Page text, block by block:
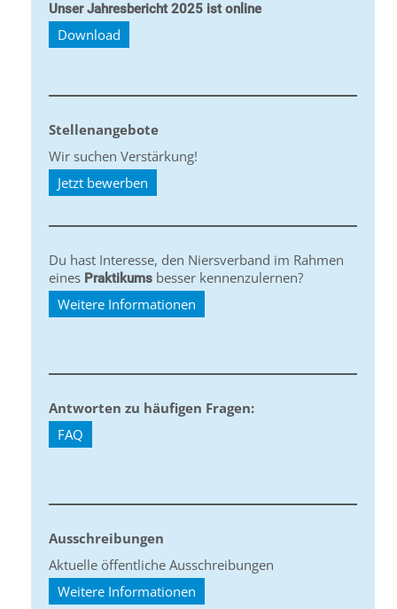
Unser Jahresbericht 2025 ist online
Download
Stellenangebote
Wir suchen Verstärkung!
Jetzt bewerben
Du hast Interesse, den Niersverband im Rahmen
eines Praktikums besser kennenzulernen?
Weitere Informationen
Antworten zu häufigen Fragen:
FAQ
Ausschreibungen
Aktuelle öffentliche Ausschreibungen
Weitere Informationen